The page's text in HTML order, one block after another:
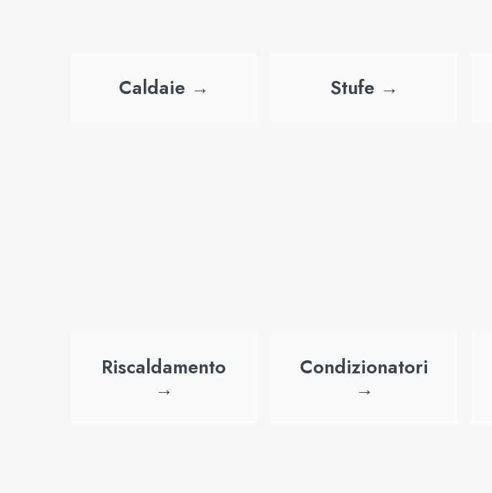
Caldaie → Stufe →
Riscaldamento
→
Condizionatori
→